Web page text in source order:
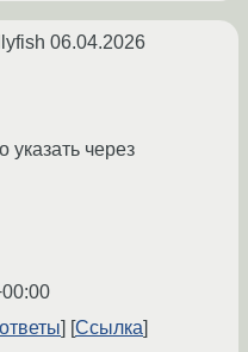
06.04.2026
указать через
Ссылка